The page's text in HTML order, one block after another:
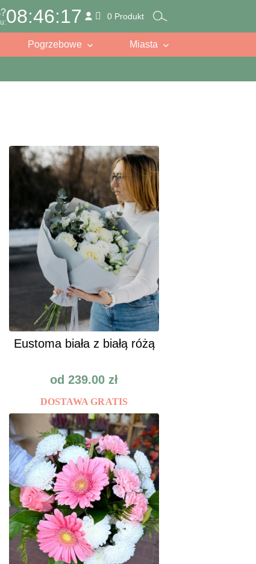
08:46:15 0 Produkt
Pogrzebowe Miasta
Eustoma biała z białą różą
od 239.00 zł
DOSTAWA GRATIS